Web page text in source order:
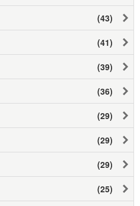
(43)
(41)
(39)
(36)
(29)
(29)
(29)
(25)